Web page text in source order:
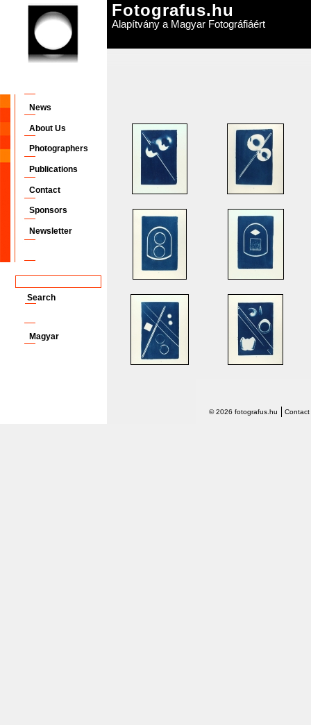
Fotografus.hu
Alapítvány a Magyar Fotográfiáért
News
About Us
Photographers
Publications
Contact
Sponsors
Newsletter
Magyar
© 2026 fotografus.hu Contact